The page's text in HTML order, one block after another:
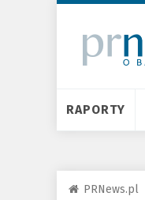
RAPORTY
PRNews.pl